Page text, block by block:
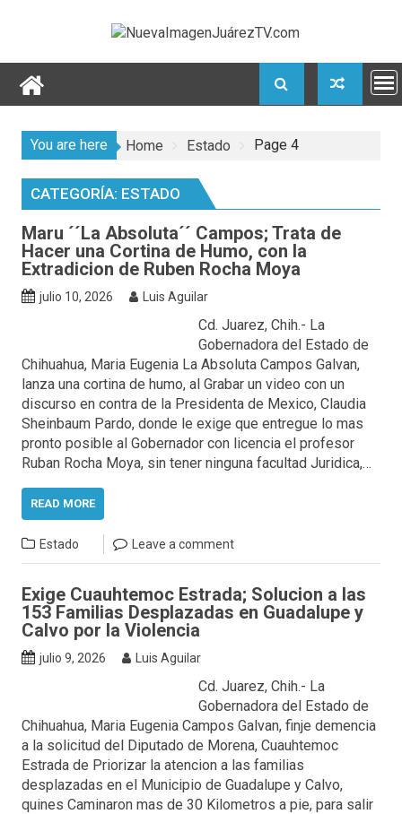
You are here Home Estado Page 4
CATEGORÍA: ESTADO
Maru ´´La Absoluta´´ Campos; Trata de
Hacer una Cortina de Humo, con la
Extradicion de Ruben Rocha Moya
julio 10, 2026 Luis Aguilar
Cd. Juarez, Chih.- La
Gobernadora del Estado de
Chihuahua, Maria Eugenia La Absoluta Campos Galvan,
lanza una cortina de humo, al Grabar un video con un
discurso en contra de la Presidenta de Mexico, Claudia
Sheinbaum Pardo, donde le exige que entregue lo mas
pronto posible al Gobernador con licencia el profesor
Ruban Rocha Moya, sin tener ninguna facultad Juridica,…
READ MORE
Estado Leave a comment
Exige Cuauhtemoc Estrada; Solucion a las
153 Familias Desplazadas en Guadalupe y
Calvo por la Violencia
julio 9, 2026 Luis Aguilar
Cd. Juarez, Chih.- La
Gobernadora del Estado de
Chihuahua, Maria Eugenia Campos Galvan, finje demencia
a la solicitud del Diputado de Morena, Cuauhtemoc
Estrada de Priorizar la atencion a las familias
desplazadas en el Municipio de Guadalupe y Calvo,
quines Caminaron mas de 30 Kilometros a pie, para salir